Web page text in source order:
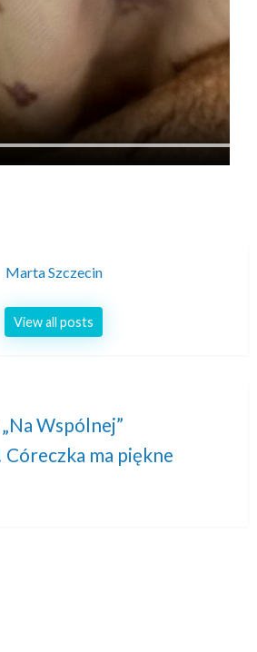
Marta Szczecin
View all posts
Wspólnej”
Córeczka ma piękne